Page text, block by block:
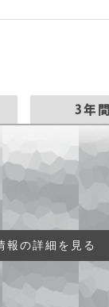
3年間
報の詳細を見る